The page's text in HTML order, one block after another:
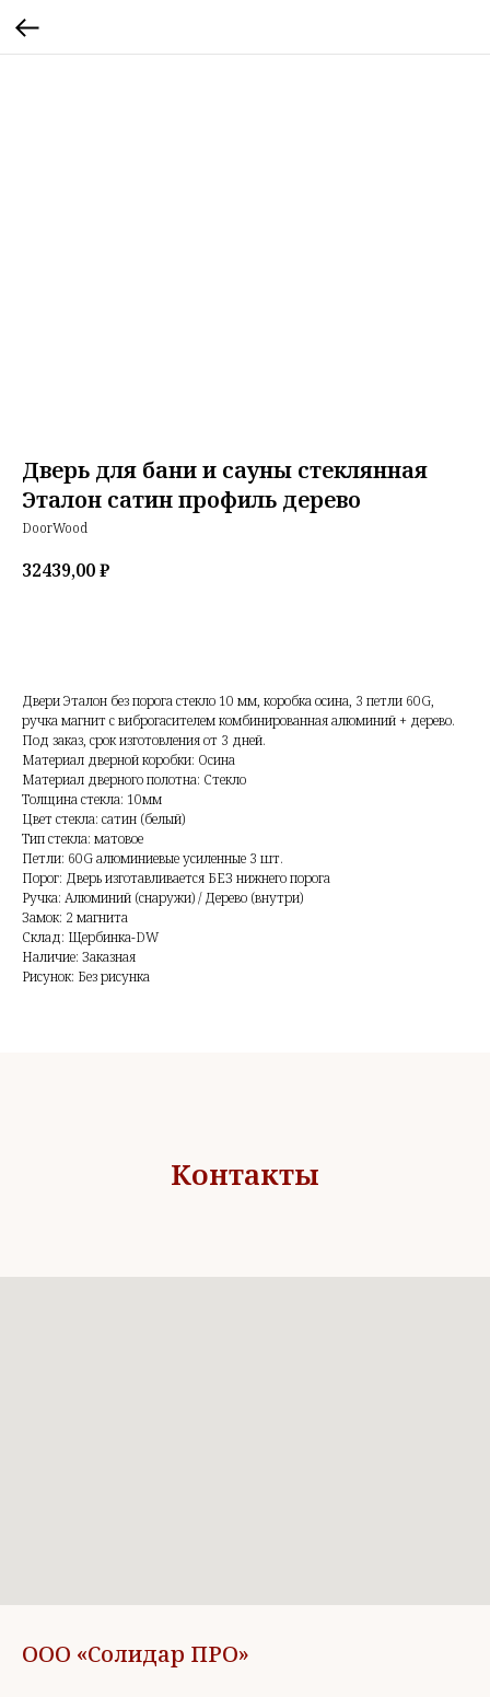
Дверь для бани и сауны стеклянная
Эталон сатин профиль дерево
DoorWood
32439,00₽
Двери Эталон без порога стекло 10 мм, коробка осина, 3 петли 60G,
ручка магнит с виброгасителем комбинированная алюминий + дерево.
Под заказ, срок изготовления от 3 дней.
Материал дверной коробки: Осина
Материал дверного полотна: Стекло
Толщина стекла: 10мм
Цвет стекла: сатин (белый)
Тип стекла: матовое
Петли: 60G алюминиевые усиленные 3 шт.
Порог: Дверь изготавливается БЕЗ нижнего порога
Ручка: Алюминий (снаружи) / Дерево (внутри)
Замок: 2 магнита
Склад: Щербинка-DW
Наличие: Заказная
Рисунок: Без рисунка
Контакты
ООО «Солидар ПРО»